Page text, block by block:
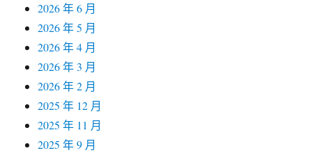
2026 年 6 月
2026 年 5 月
2026 年 4 月
2026 年 3 月
2026 年 2 月
2025 年 12 月
2025 年 11 月
2025 年 9 月